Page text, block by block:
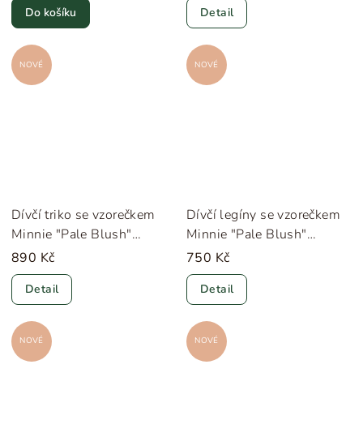
Do košíku Detail
NOVÉ
Dívčí triko se vzorečkem
Minnie "Pale Blush"
Konges Sløjd
890 Kč
Detail
NOVÉ
Dívčí legíny se vzorečkem
Minnie "Pale Blush"
Konges Sløjd
750 Kč
Detail
NOVÉ NOVÉ